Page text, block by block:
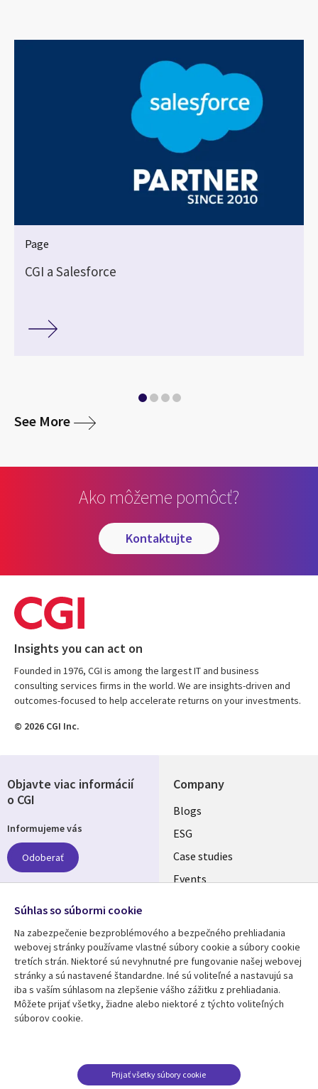
Page
CGI a Salesforce
See Moremedia
Ako môžeme pomôcť?
kontaktujte
Insights you can act on
Founded in 1976, CGI is among the largest IT and business
consulting services firms in the world. We are insights-driven and
outcomes-focused to help accelerate returns on your investments.
© 2026 CGI Inc.
Company
Useful
links
SLOVAKIA
Blogs
ESG
Case studies
Events
Resource center
Library
SLOVAKIA
Articles
Support
Objavte viac informácií
o CGI
Informujeme vás
Odoberať
Follow us
Social
Media
SLOVAKIA
Súhlas so súbormi cookie
Na zabezpečenie bezproblémového a bezpečného prehliadania
webovej stránky používame vlastné súbory cookie a súbory cookie
tretích strán. Niektoré sú nevyhnutné pre fungovanie našej webovej
stránky a sú nastavené štandardne. Iné sú voliteľné a nastavujú sa
iba s vaším súhlasom na zlepšenie vášho zážitku z prehliadania.
Môžete prijať všetky, žiadne alebo niektoré z týchto voliteľných
súborov cookie.
Prijať všetky súbory cookie